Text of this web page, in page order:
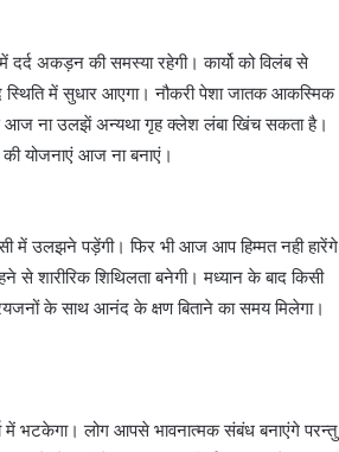
अकड़न की समस्या रहेगी। कार्यो को विलंब से
स्थिति में सुधार आएगा। नौकरी पेशा जातक आकस्मिक
से आज ना उलझें अन्यथा गृह क्लेश लंबा खिंच सकता है।
योजनाएं आज ना बनाएं।
में उलझने पड़ेंगी। फिर भी आज आप हिम्मत नही हारेंगे
शारीरिक शिथिलता बनेगी। मध्यान के बाद किसी
के साथ आनंद के क्षण बिताने का समय मिलेगा।
भटकेगा। लोग आपसे भावनात्मक संबंध बनाएंगे परन्तु